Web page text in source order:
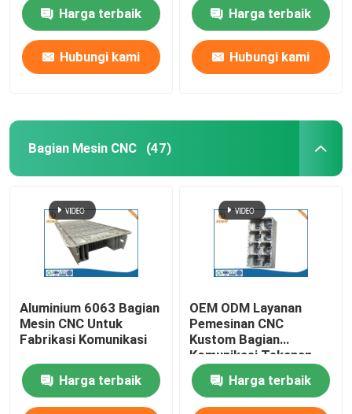
Harga terbaik
Hubungi kami
Harga terbaik
Hubungi kami
Bagian Mesin CNC (47)
Aluminium 6063 Bagian
Mesin CNC Untuk
Fabrikasi Komunikasi
Harga terbaik
OEM ODM Layanan
Pemesinan CNC
Kustom Bagian
Komunikasi Tekanan
Tinggi
Harga terbaik